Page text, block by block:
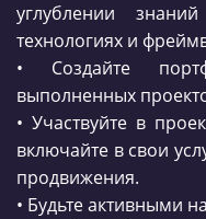
углублении
технологиях и
• Создайте
выполненных
• Участвуйте в
включайте в свои
продвижения.
• Будьте активными